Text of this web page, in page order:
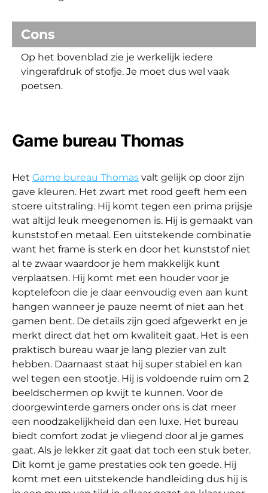
Cons
Op het bovenblad zie je werkelijk iedere
vingerafdruk of stofje. Je moet dus wel vaak
poetsen.
Game bureau Thomas
Het Game bureau Thomas valt gelijk op door zijn
gave kleuren. Het zwart met rood geeft hem een
stoere uitstraling. Hij komt tegen een prima prijsje
wat altijd leuk meegenomen is. Hij is gemaakt van
kunststof en metaal. Een uitstekende combinatie
want het frame is sterk en door het kunststof niet
al te zwaar waardoor je hem makkelijk kunt
verplaatsen. Hij komt met een houder voor je
koptelefoon die je daar eenvoudig even aan kunt
hangen wanneer je pauze neemt of niet aan het
gamen bent. De details zijn goed afgewerkt en je
merkt direct dat het om kwaliteit gaat. Het is een
praktisch bureau waar je lang plezier van zult
hebben. Daarnaast staat hij super stabiel en kan
wel tegen een stootje. Hij is voldoende ruim om 2
beeldschermen op kwijt te kunnen. Voor de
doorgewinterde gamers onder ons is dat meer
een noodzakelijkheid dan een luxe. Het bureau
biedt comfort zodat je vliegend door al je games
gaat. Als je lekker zit gaat dat toch een stuk beter.
Dit komt je game prestaties ook ten goede. Hij
komt met een uitstekende handleiding dus hij is